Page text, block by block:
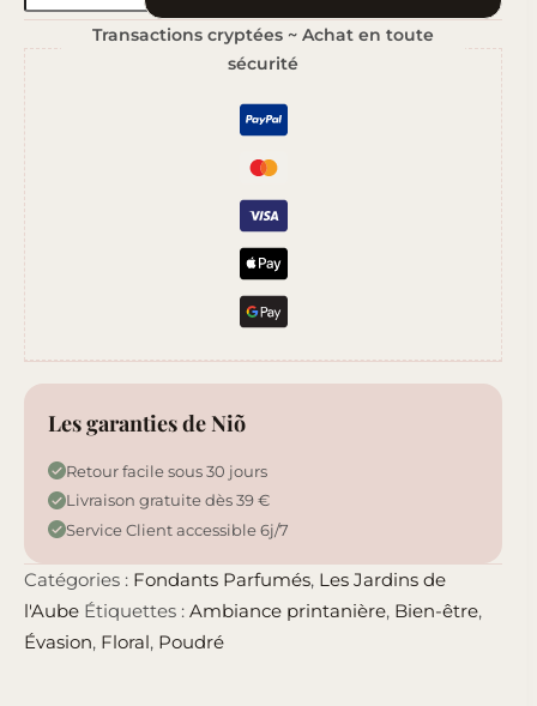
de
Délicate
Transactions cryptées ~ Achat en toute
sécurité
Les garanties de Niõ
Retour facile sous 30 jours
Livraison gratuite dès 39 €
Service Client accessible 6j/7
Catégories : Fondants Parfumés, Les Jardins de
l'Aube Étiquettes : Ambiance printanière, Bien-être,
Évasion, Floral, Poudré